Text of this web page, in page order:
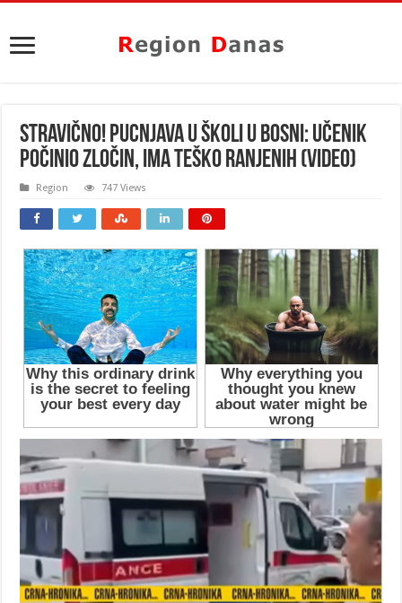
STRAVIČNO! PUCNJAVA U ŠKOLI U BOSNI: Učenik
počinio ZLOČIN, ima teško ranjenih (VIDEO)
Region 747 Views